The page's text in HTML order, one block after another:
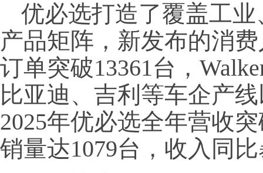
优必选打造了覆盖工
产品矩阵，新发布的消
订单突破13361台，
比亚迪、吉利等车企产
2025年优必选全年营收
销量达1079台，收入同